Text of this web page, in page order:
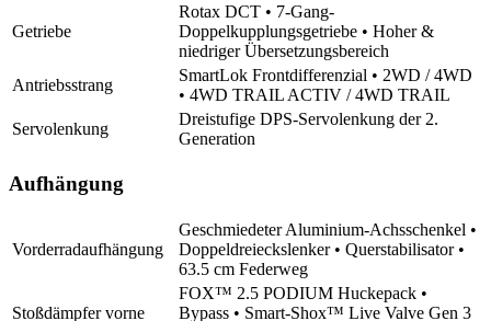
Getriebe
Rotax DCT • 7-Gang-
Doppelkupplungsgetriebe • Hoher &
niedriger Übersetzungsbereich
Antriebsstrang
SmartLok Frontdifferenzial • 2WD / 4WD
• 4WD TRAIL ACTIV / 4WD TRAIL
Servolenkung
Dreistufige DPS-Servolenkung der 2.
Generation
Aufhängung
Vorderradaufhängung
Geschmiedeter Aluminium-Achsschenkel •
Doppeldreieckslenker • Querstabilisator •
63.5 cm Federweg
Stoßdämpfer vorne
FOX™ 2.5 PODIUM Huckepack •
Bypass • Smart-Shox™ Live Valve Gen 3